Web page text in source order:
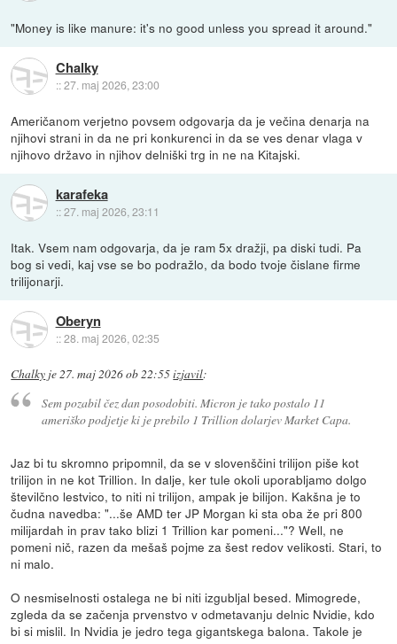
"Money is like manure: it's no good unless you spread it around."
Chalky
::27. maj 2026, 23:00
Američanom verjetno povsem odgovarja da je večina denarja na
njihovi strani in da ne pri konkurenci in da se ves denar vlaga v
njihovo državo in njihov delniški trg in ne na Kitajski.
karafeka
::27. maj 2026, 23:11
Itak. Vsem nam odgovarja, da je ram 5x dražji, pa diski tudi. Pa
bog si vedi, kaj vse se bo podražlo, da bodo tvoje čislane firme
trilijonarji.
Oberyn
::28. maj 2026, 02:35
Chalky je27. maj 2026 ob 22:55izjavil:
Sem pozabil čez dan posodobiti. Micron je tako postalo 11
ameriško podjetje ki je prebilo 1 Trillion dolarjev Market Capa.
Jaz bi tu skromno pripomnil, da se v slovenščini trilijon piše kot
trilijon in ne kot Trillion. In dalje, ker tule okoli uporabljamo dolgo
številčno lestvico, to niti ni trilijon, ampak je bilijon. Kakšna je to
čudna navedba: "...še AMD ter JP Morgan ki sta oba že pri 800
milijardah in prav tako blizi 1 Trillion kar pomeni..."? Well, ne
pomeni nič, razen da mešaš pojme za šest redov velikosti. Stari, to
ni malo.
O nesmiselnosti ostalega ne bi niti izgubljal besed. Mimogrede,
zgleda da se začenja prvenstvo v odmetavanju delnic Nvidie, kdo
bi si mislil. In Nvidia je jedro tega gigantskega balona. Takole je